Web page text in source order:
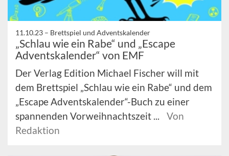
11.10.23 – Brettspiel und Adventskalender
„Schlau wie ein Rabe“ und „Escape
Adventskalender“ von EMF
Der Verlag Edition Michael Fischer will mit
dem Brettspiel „Schlau wie ein Rabe“ und dem
„Escape Adventskalender“-Buch zu einer
spannenden Vorweihnachtszeit ...
Von
Redaktion